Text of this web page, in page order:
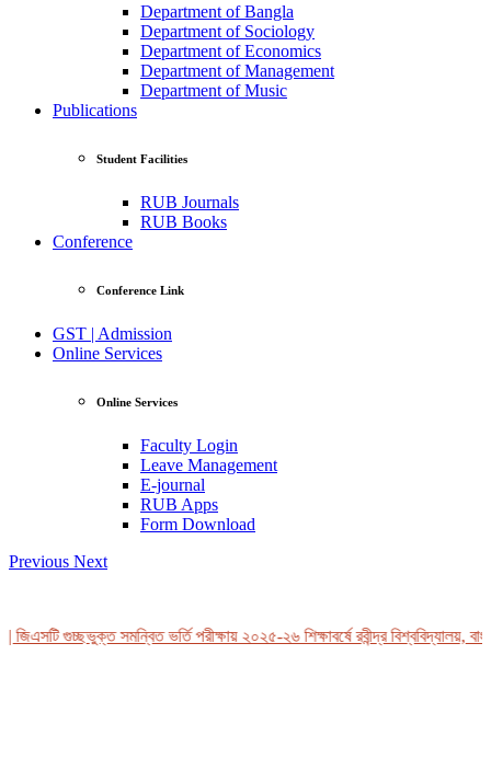
Department of Bangla
Department of Sociology
Department of Economics
Department of Management
Department of Music
Publications
Student Facilities
RUB Journals
RUB Books
Conference
Conference Link
GST | Admission
Online Services
Online Services
Faculty Login
Leave Management
E-journal
RUB Apps
Form Download
Previous Next
গুচ্ছভুক্ত সমন্বিত ভর্তি পরীক্ষায় ২০২৫-২৬ শিক্ষাবর্ষে রবীন্দ্র বিশ্ববিদ্যালয়,